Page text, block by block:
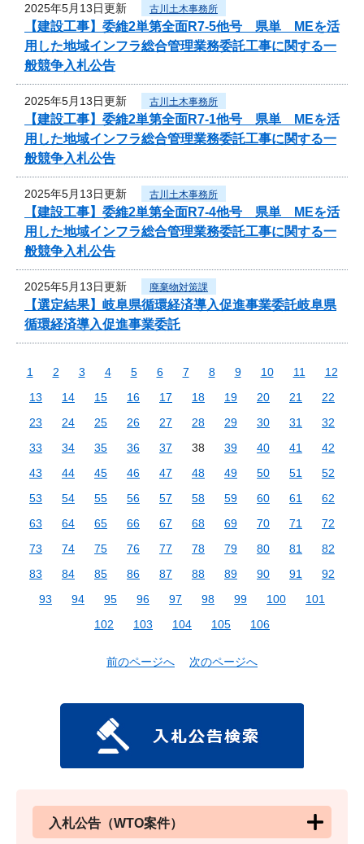
2025年5月13日更新 古川土木事務所
【建設工事】委維2単第全面R7-5他号 県単 MEを活
用した地域インフラ総合管理業務委託工事に関する一
般競争入札公告
2025年5月13日更新 古川土木事務所
【建設工事】委維2単第全面R7-1他号 県単 MEを活
用した地域インフラ総合管理業務委託工事に関する一
般競争入札公告
2025年5月13日更新 古川土木事務所
【建設工事】委維2単第全面R7-4他号 県単 MEを活
用した地域インフラ総合管理業務委託工事に関する一
般競争入札公告
2025年5月13日更新 廃棄物対策課
【選定結果】岐阜県循環経済導入促進事業委託岐阜県
循環経済導入促進事業委託
1 2 3 4 5 6 7 8 9 10 11
12
13
14 15 16 17 18 19 20 21
22
23
24 25 26 27 28 29 30 31
32
33
34 35 36 37 38 39 40 41
42
43
44 45 46 47 48 49 50 51
52
53
54 55 56 57 58 59 60 61
62
63
64 65 66 67 68 69 70 71
72
73
74 75 76 77 78 79 80 81
82
83
84 85 86 87 88 89 90 91
92
93
94 95 96 97 98 99 100
101
102
103 104 105 106
前のページへ 次のページへ
入札公告（WTO案件）